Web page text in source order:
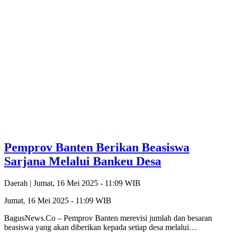
Pemprov Banten Berikan Beasiswa
Sarjana Melalui Bankeu Desa
Daerah | Jumat, 16 Mei 2025 - 11:09 WIB
Jumat, 16 Mei 2025 - 11:09 WIB
BagusNews.Co – Pemprov Banten merevisi jumlah dan besaran
beasiswa yang akan diberikan kepada setiap desa melalui…